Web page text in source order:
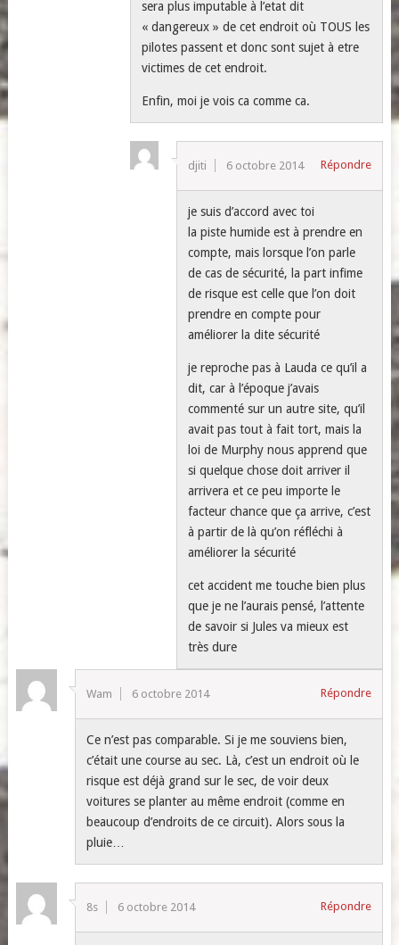
sera plus imputable à l’etat dit
« dangereux » de cet endroit où TOUS les
pilotes passent et donc sont sujet à etre
victimes de cet endroit.
Enfin, moi je vois ca comme ca.
djiti 6 octobre 2014 Répondre
je suis d’accord avec toi
la piste humide est à prendre en
compte, mais lorsque l’on parle
de cas de sécurité, la part infime
de risque est celle que l’on doit
prendre en compte pour
améliorer la dite sécurité
je reproche pas à Lauda ce qu’il a
dit, car à l’époque j’avais
commenté sur un autre site, qu’il
avait pas tout à fait tort, mais la
loi de Murphy nous apprend que
si quelque chose doit arriver il
arrivera et ce peu importe le
facteur chance que ça arrive, c’est
à partir de là qu’on réfléchi à
améliorer la sécurité
cet accident me touche bien plus
que je ne l’aurais pensé, l’attente
de savoir si Jules va mieux est
très dure
Wam 6 octobre 2014 Répondre
Ce n’est pas comparable. Si je me souviens bien,
c’était une course au sec. Là, c’est un endroit où le
risque est déjà grand sur le sec, de voir deux
voitures se planter au même endroit (comme en
beaucoup d’endroits de ce circuit). Alors sous la
pluie…
8s 6 octobre 2014 Répondre